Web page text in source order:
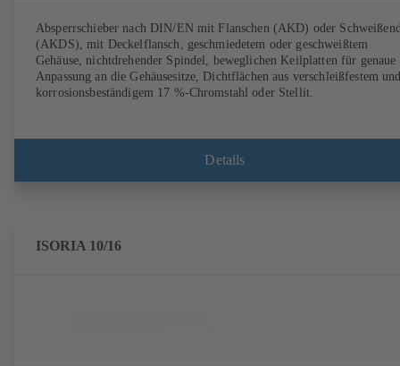
Absperrschieber nach DIN/EN mit Flanschen (AKD) oder
(AKDS), mit Deckelflansch, geschmiedetem oder geschweißtem
Gehäuse, nichtdrehender Spindel, beweglichen Keilplatten für genaue
Anpassung an die Gehäusesitze, Dichtflächen aus verschleißfestem
korrosionsbeständigem 17 %-Chromstahl oder Stellit.
Details
ISORIA 10/16